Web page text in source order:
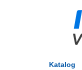
Katalog